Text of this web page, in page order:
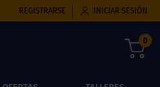
REGISTRARSE INICIAR SESIÓN
0